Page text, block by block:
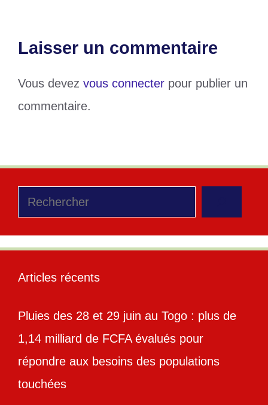
Laisser un commentaire
Vous devez vous connecter pour publier un
commentaire.
Rechercher
Articles récents
Pluies des 28 et 29 juin au Togo : plus de
1,14 milliard de FCFA évalués pour
répondre aux besoins des populations
touchées